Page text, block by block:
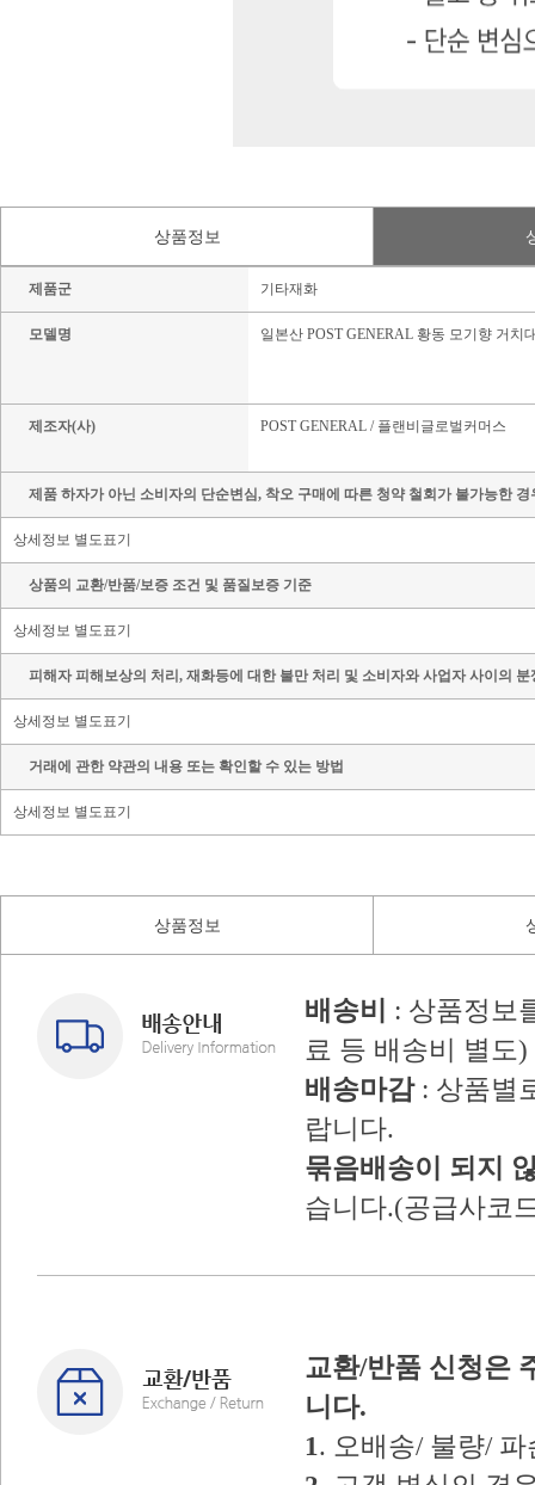
상품정보
제품군 기타재화
모델명 일본산 POST GENERAL 황동 모기향 거치
제조자(사) POST GENERAL / 플랜비글로벌커머스
제품 하자가 아닌 소비자의 단순변심, 착오 구매에 따른 청약 철회가 불가능한
상세정보 별도표기
상품의 교환/반품/보증 조건 및 품질보증 기준
상세정보 별도표기
피해자 피해보상의 처리, 재화등에 대한 불만 처리 및 소비자와 사업자 사이의
상세정보 별도표기
거래에 관한 약관의 내용 또는 확인할 수 있는 방법
상세정보 별도표기
상품정보
배송비
: 상품정보
료 등 배송비 별도)
배송마감: 상품별
랍니다.
묶음배송이 되지
습니다.(공급사코
교환/반품 신청은
니다.
1. 오배송/ 불량/